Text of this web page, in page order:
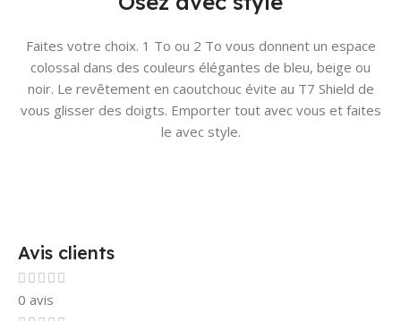
Faites votre choix. 1 To ou 2 To vous donnent un espace
colossal dans des couleurs élégantes de bleu, beige ou
noir. Le revêtement en caoutchouc évite au T7 Shield de
vous glisser des doigts. Emporter tout avec vous et faites
le avec style.
Avis clients
0 avis